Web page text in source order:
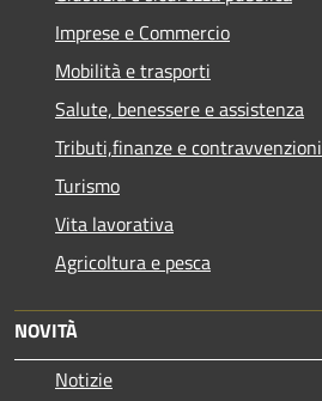
Imprese e Commercio
Mobilità e trasporti
Salute, benessere e assistenza
Tributi,finanze e contravvenzioni
Turismo
Vita lavorativa
Agricoltura e pesca
NOVITÀ
Notizie